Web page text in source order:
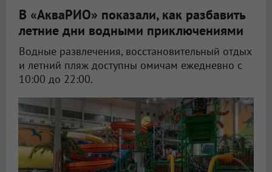
В «АкваРИО» показали, как разбавить
летние дни водными приключениями
Водные развлечения, восстановительный отдых
и летний пляж доступны омичам ежедневно с
10:00 до 22:00.